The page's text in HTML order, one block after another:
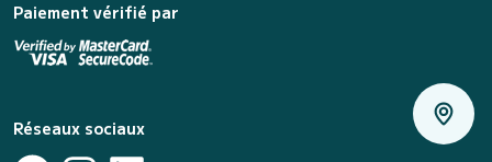
Paiement vérifié par
Réseaux sociaux